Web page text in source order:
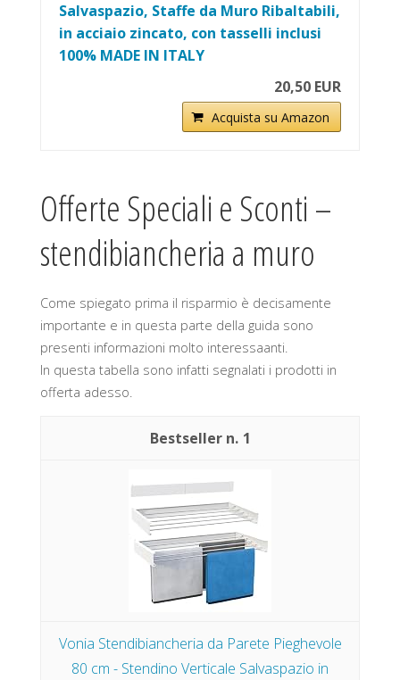
Salvaspazio, Staffe da Muro Ribaltabili,
in acciaio zincato, con tasselli inclusi
100% MADE IN ITALY
20,50 EUR
Acquista su Amazon
Offerte Speciali e Sconti –
stendibiancheria a muro
Come spiegato prima il risparmio è decisamente
importante e in questa parte della guida sono
presenti informazioni molto interessaanti.
In questa tabella sono infatti segnalati i prodotti in
offerta adesso.
1
Vonia Stendibiancheria da Parete Pieghevole
80 cm - Stendino Verticale Salvaspazio in